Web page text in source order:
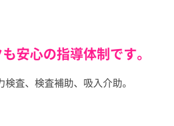
安心の指導体制です。
査、検査補助、吸入介助。